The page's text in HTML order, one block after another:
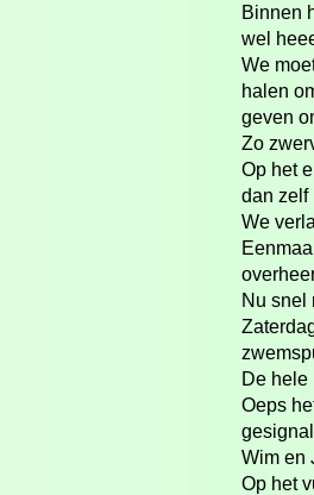
Binnen
wel
We
halen
geven
Zo
Op het
dan zelf
We
Nu snel
De hele
Oeps
Wim en
Op het